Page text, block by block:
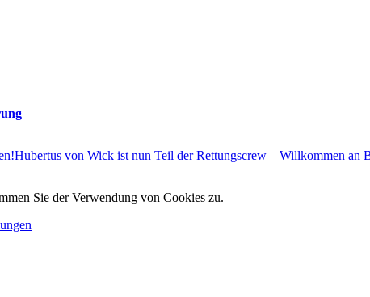
Hubertus von Wick ist nun Teil der Rettungscrew – Willkommen an
Sie der Verwendung von Cookies zu.